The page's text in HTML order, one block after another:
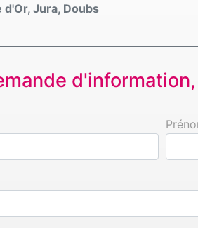
Jura, Doubs